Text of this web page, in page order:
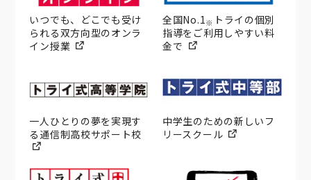
いつでも、どこでも受け
られる双方向型のオンラ
イン授業
全国No.1※ トライの個別
指導をご利用しやすい料
金で
一人ひとりの夢を実現す
る通信制高校サポート校
中学生のための新しいフ
リースクール